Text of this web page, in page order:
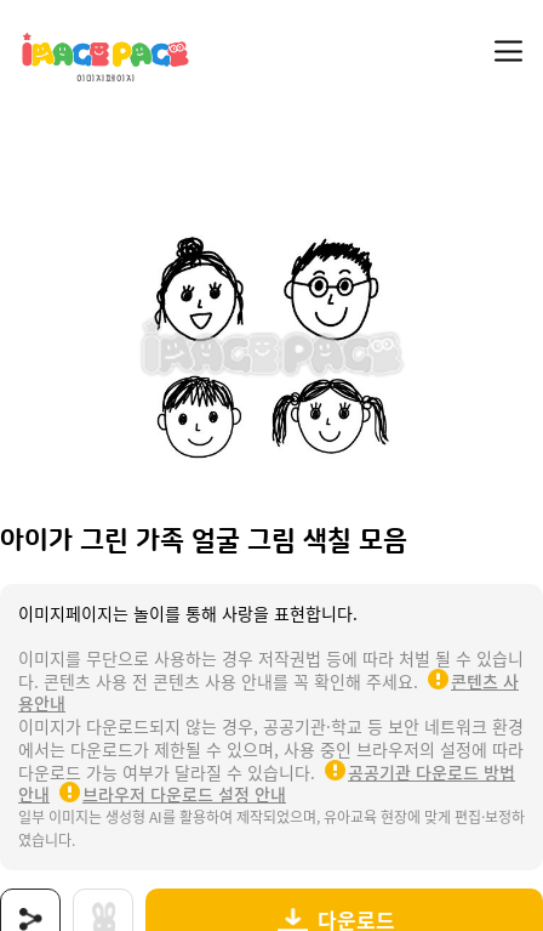
아이가 그린 가족 얼굴 그림 색칠 모음
이미지페이지는 놀이를 통해 사랑을 표현합니다.
이미지를 무단으로 사용하는 경우 저작권법 등에 따라 처벌 될 수 있습니
다. 콘텐츠 사용 전 콘텐츠 사용 안내를 꼭 확인해 주세요.
콘텐츠 사
용안내
이미지가 다운로드되지 않는 경우, 공공기관·학교 등 보안 네트워크 환경
에서는 다운로드가 제한될 수 있으며, 사용 중인 브라우저의 설정에 따라
다운로드 가능 여부가 달라질 수 있습니다.
공공기관 다운로드 방법
안내
브라우저 다운로드 설정 안내
일부 이미지는 생성형 AI를 활용하여 제작되었으며, 유아교육 현장에 맞게 편집·보정하
였습니다.
다운로드